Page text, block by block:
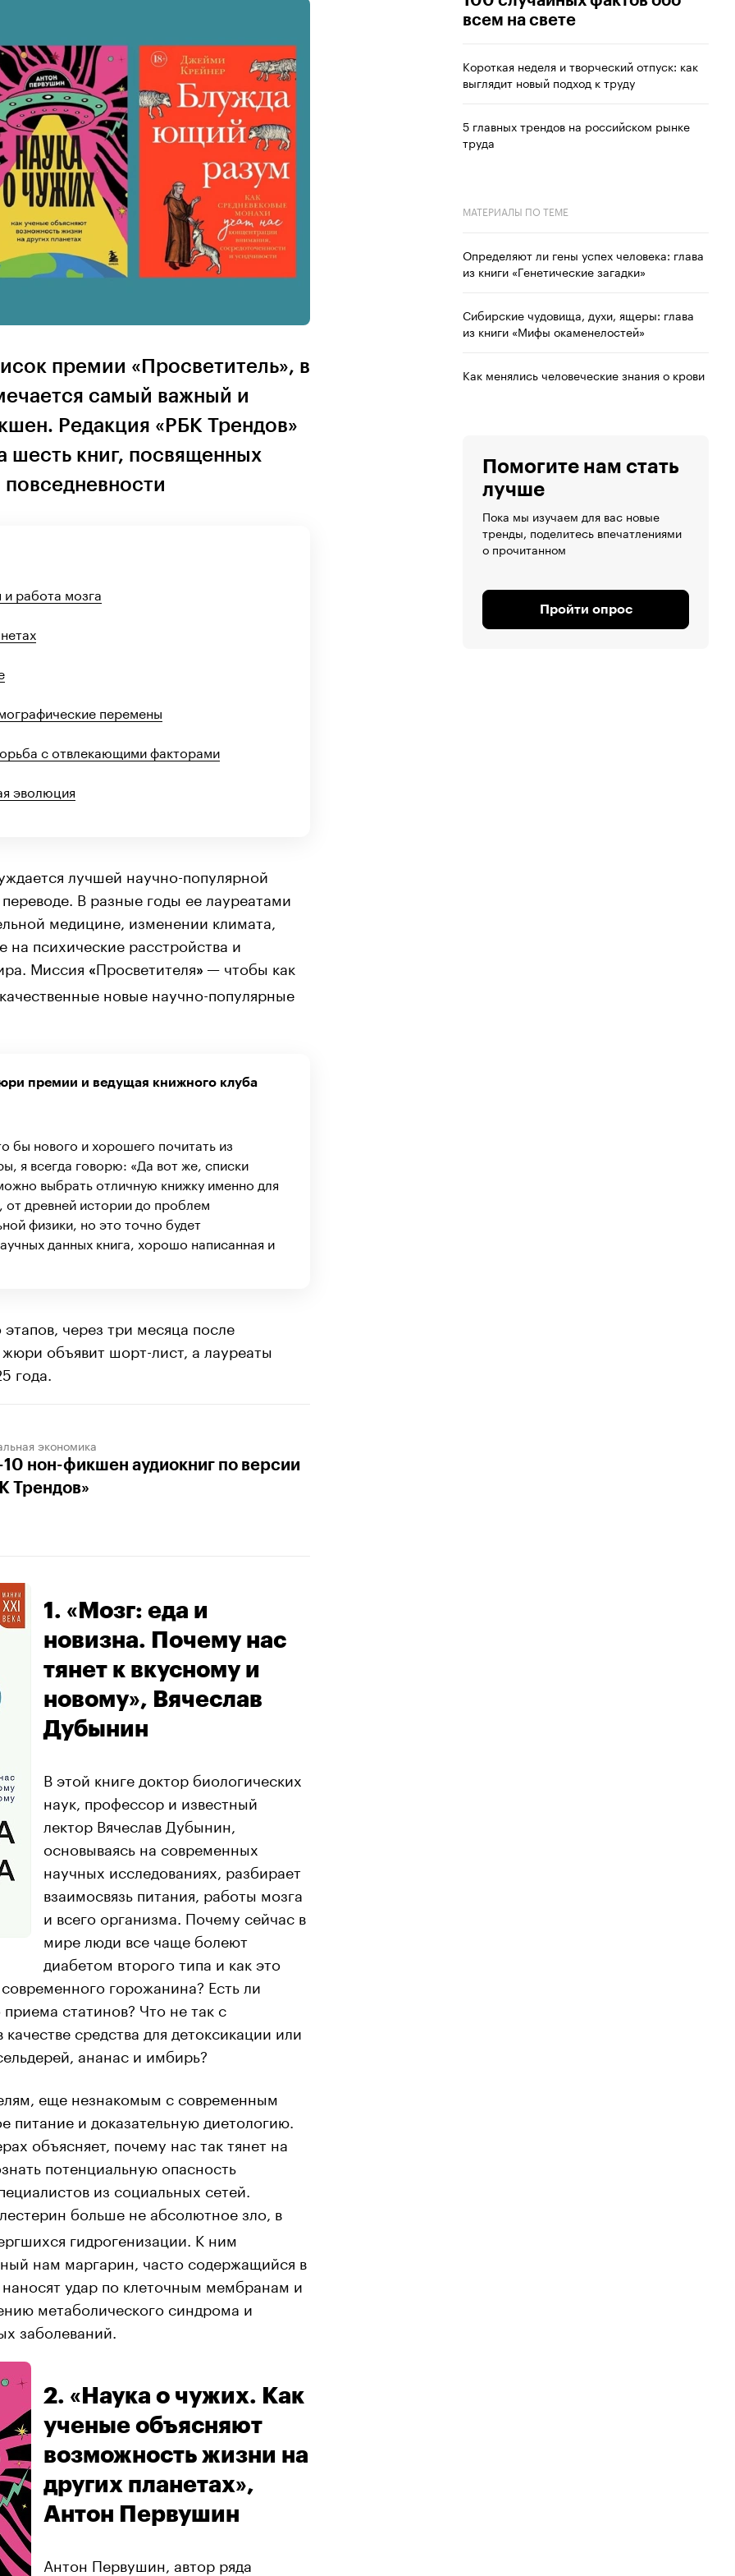
премии «Просветитель», в
самый важный и
Редакция «РБК Трендов»
шесть книг, посвященных
и работа мозга
перемены
с отвлекающими факторами
эволюция
лучшей научно-популярной
В разные годы ее лауреатами
медицине, изменении климата,
психические расстройства и
Миссия «Просветителя» — чтобы как
новые научно-популярные
премии и ведущая книжного клуба
бы нового и хорошего почитать из
я всегда говорю: «Да вот же, списки
выбрать отличную книжку именно для
древней истории до проблем
физики, но это точно будет
данных книга, хорошо написанная и
через три месяца после
объявит шорт-лист, а лауреаты
года.
экономика
10 нон-фикшен аудиокниг по версии
Трендов»
1. «Мозг: еда и
новизна. Почему нас
тянет к вкусному и
новому», Вячеслав
Дубынин
В этой книге доктор биологических
наук, профессор и известный
лектор Вячеслав Дубынин,
основываясь на современных
научных исследованиях, разбирает
взаимосвязь питания, работы мозга
и всего организма. Почему сейчас в
мире люди все чаще болеют
диабетом второго типа и как это
горожанина? Есть ли
статинов? Что не так с
средства для детоксикации или
ананас и имбирь?
еще незнакомым с современным
питание и доказательную диетологию.
объясняет, почему нас так тянет на
потенциальную опасность
из социальных сетей.
больше не абсолютное зло, в
гидрогенизации. К ним
нам маргарин, часто содержащийся в
удар по клеточным мембранам и
метаболического синдрома и
заболеваний.
2. «Наука о чужих. Как
ученые объясняют
возможность жизни на
других планетах»,
Антон Первушин
Антон Первушин, автор ряда
всем на свете
Короткая неделя и творческий отпуск: как
выглядит новый подход к труду
5 главных трендов на российском рынке
труда
МАТЕРИАЛЫ ПО ТЕМЕ
Определяют ли гены успех человека: глава
из книги «Генетические загадки»
Сибирские чудовища, духи, ящеры: глава
из книги «Мифы окаменелостей»
Как менялись человеческие знания о крови
Помогите нам стать
лучше
Пока мы изучаем для вас новые
тренды, поделитесь впечатлениями
о прочитанном
Пройти опрос